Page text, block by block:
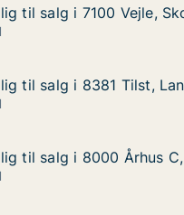
Vejle, Skovgade
til salg i 7100 Vejle,
til salg i 7100 Vejle,
8381 Tilst, Langørvej
til salg i 8381 Tilst,
til salg i 8381 Tilst,
Århus C,
til salg i 8000 Århus
til salg i 8000 Århus